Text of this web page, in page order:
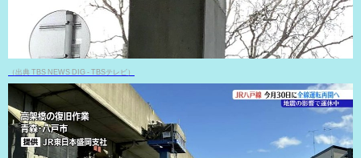
（出典 TBS NEWS DIG - TBSテレビ）